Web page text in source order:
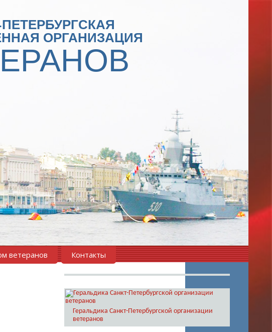
ОРГАНИЗАЦИЯ
ветеранов Контакты
Геральдика Санкт-Петербургской организации
ветеранов